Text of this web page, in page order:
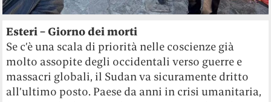
Esteri – Giorno dei morti
Se c’è una scala di priorità nelle coscienze già
molto assopite degli occidentali verso guerre e
massacri globali, il Sudan va sicuramente dritto
all’ultimo posto. Paese da anni in crisi umanitaria,